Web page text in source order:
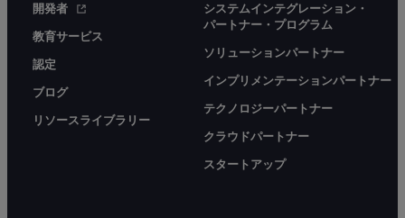
開発者
教育サービス
認定
ブログ
リソースライブラリー
システムインテグレーション・
パートナー・プログラム
ソリューションパートナー
インプリメンテーションパートナー
テクノロジーパートナー
クラウドパートナー
スタートアップ